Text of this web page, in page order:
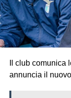
Il club
annuncia il